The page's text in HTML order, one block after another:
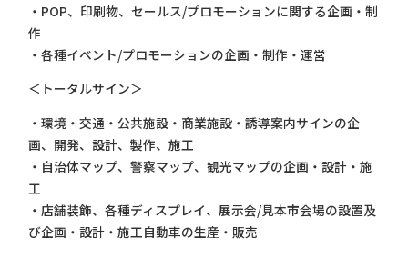
・POP、印刷物、セールス/プロモーションに関する企画・制
作
・各種イベント/プロモーションの企画・制作・運営
＜トータルサイン＞
・環境・交通・公共施設・商業施設・誘導案内サインの企
画、開発、設計、製作、施工
・自治体マップ、警察マップ、観光マップの企画・設計・施
工
・店舗装飾、各種ディスプレイ、展示会/見本市会場の設置及
び企画・設計・施工自動車の生産・販売